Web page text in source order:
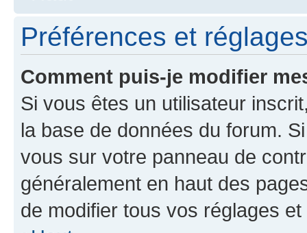
Préférences et
Comment puis-je modifier
Si vous êtes un utilisateur
la base de données du forum.
vous sur votre panneau de
généralement en haut des
de modifier tous vos réglages